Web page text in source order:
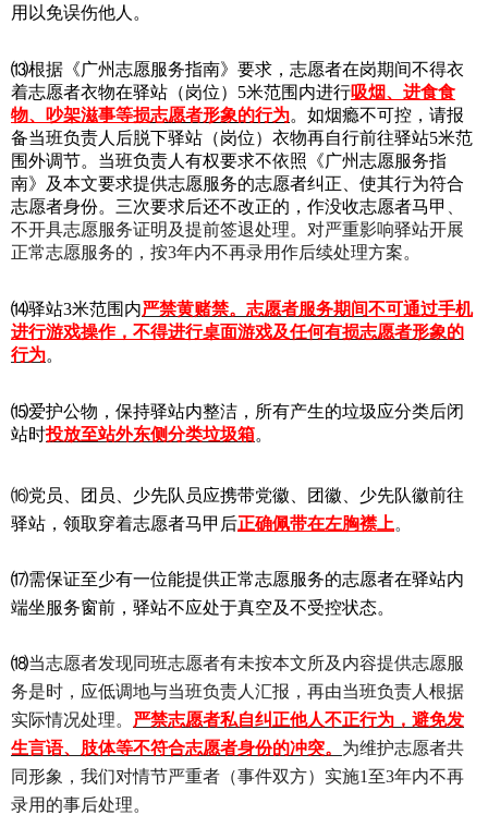
用以免误伤他人。
⒀根据《广州志愿服务指南》要求，志愿者在岗期间不得衣
着志愿者衣物在驿站（岗位）5米范围内进行吸烟、进食食
物、吵架滋事等损志愿者形象的行为。如烟瘾不可控，请报
备当班负责人后脱下驿站（岗位）衣物再自行前往驿站5米范
围外调节。当班负责人有权要求不依照 《广州志愿服务指
南》及本文要求提供志愿服务的志愿者纠正、使其行为符合
志愿者身份。三次要求后还不改正的，作没收志愿者马甲
不开具志愿服务证明 及提前签退处理。对严重影响驿站开展
正常志愿服务的，按3年内不再录用作后续处理方案。
⒁驿站3米范围内严禁黄赌禁。志愿者服务期间不可通过手机
进行游戏操作，不得进行桌面游戏及任何有损志愿者形象的
行为。
⒂爱护公物，保持驿站内整洁，所有产生的垃圾应分类后闭
站时投放至站外东侧分类垃圾箱。
⒃党员、团员、少先队员应携带党徽、团徽、少先队徽前往
驿站，领取穿着志愿者马甲后正确佩带在左胸襟上。
⒄需保证至少有一位能提供正常志愿服务的志愿者在驿站内
端坐服务窗前，驿站不应处于真空及不受控状态。
⒅当志愿者发现同班志愿者有未按本文所及内容提供志愿服
务是时，应低调地与当班负责人汇报，再由当班负责人根据
实际情况处理。 严禁志愿者私自纠正他人不正行为，避免发
生言语、肢体等不符合志愿者身份的冲突。 为维护志愿者共
同形象，我们对情节严重者（事件双方）实施1至3年内不再
录用的事后处理。